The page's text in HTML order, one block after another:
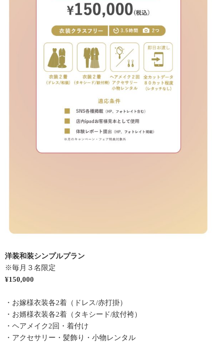
洋装和装シンプルプラン
※毎月３名限定
¥150,000
・お嫁様衣装各2着（ドレス/赤打掛）
・お婿様衣装各2着（タキシード/紋付袴）
・ヘアメイク2回・着付け
・アクセサリー・髪飾り・小物レンタル